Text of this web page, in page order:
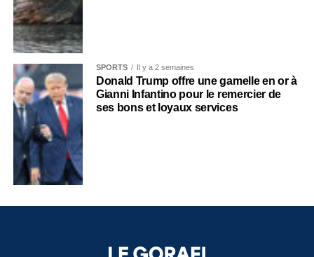
SPORTS Il y a 2 semaines
Donald Trump offre une gamelle en or à
Gianni Infantino pour le remercier de
ses bons et loyaux services